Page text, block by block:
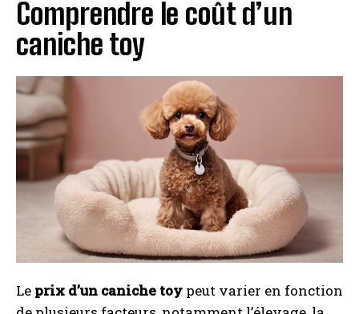
Comprendre le coût d’un
caniche toy
Le prix d’un caniche toy peut varier en fonction